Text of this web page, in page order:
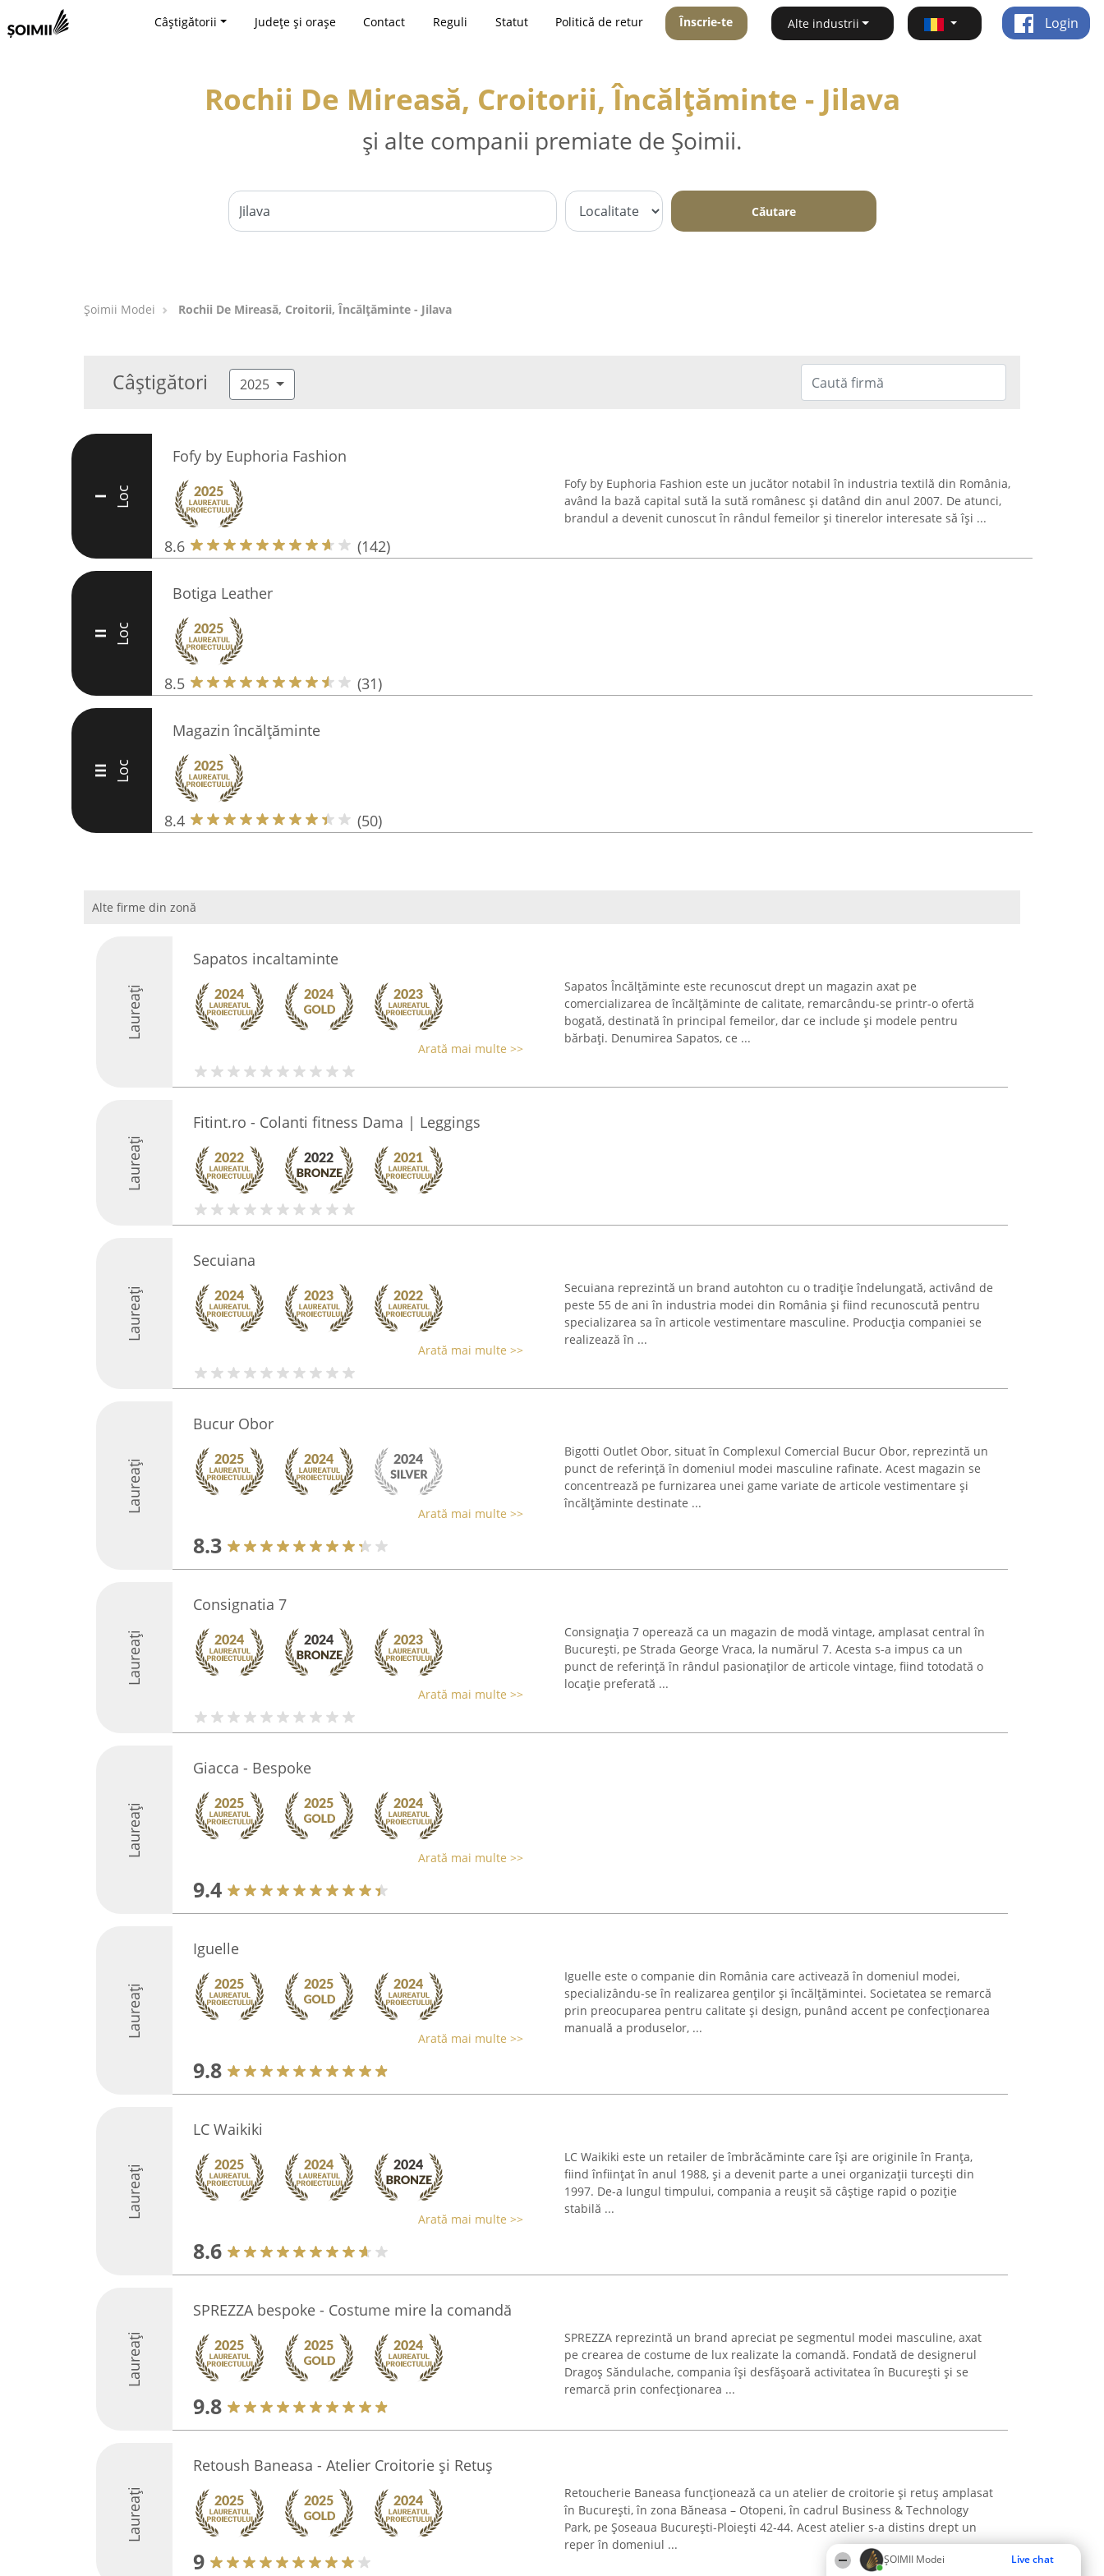
ȘOIMII Modei Live chat
Câștigătorii Județe și orașe Contact Reguli Statut Politică de retur Înscrie-te Alte industrii Login
Rochii De Mireasă, Croitorii, Încălțăminte - Jilava
și alte companii premiate de Șoimii.
Căutare
Șoimii Modei Rochii De Mireasă, Croitorii, Încălțăminte - Jilava
Câștigători 2025
I Loc
Fofy by Euphoria Fashion
8.6 (142)
Fofy by Euphoria Fashion este un jucător notabil în industria textilă din România,
având la bază capital sută la sută românesc și datând din anul 2007. De atunci,
brandul a devenit cunoscut în rândul femeilor și tinerelor interesate să își ...
II Loc
Botiga Leather
8.5 (31)
III Loc
Magazin încălţăminte
8.4 (50)
Alte firme din zonă
Laureați
Sapatos incaltaminte
Arată mai multe >>
Sapatos Încălțăminte este recunoscut drept un magazin axat pe
comercializarea de încălțăminte de calitate, remarcându-se printr-o ofertă
bogată, destinată în principal femeilor, dar ce include și modele pentru
bărbați. Denumirea Sapatos, ce ...
Laureați
Fitint.ro - Colanti fitness Dama | Leggings
Laureați
Secuiana
Arată mai multe >>
Secuiana reprezintă un brand autohton cu o tradiție îndelungată, activând de
peste 55 de ani în industria modei din România și fiind recunoscută pentru
specializarea sa în articole vestimentare masculine. Producția companiei se
realizează în ...
Laureați
Bucur Obor
Arată mai multe >>
8.3
Bigotti Outlet Obor, situat în Complexul Comercial Bucur Obor, reprezintă un
punct de referință în domeniul modei masculine rafinate. Acest magazin se
concentrează pe furnizarea unei game variate de articole vestimentare și
încălțăminte destinate ...
Laureați
Consignatia 7
Arată mai multe >>
Consignația 7 operează ca un magazin de modă vintage, amplasat central în
București, pe Strada George Vraca, la numărul 7. Acesta s-a impus ca un
punct de referință în rândul pasionaților de articole vintage, fiind totodată o
locație preferată ...
Laureați
Giacca - Bespoke
Arată mai multe >>
9.4
Laureați
Iguelle
Arată mai multe >>
9.8
Iguelle este o companie din România care activează în domeniul modei,
specializându-se în realizarea genților și încălțămintei. Societatea se remarcă
prin preocuparea pentru calitate și design, punând accent pe confecționarea
manuală a produselor, ...
Laureați
LC Waikiki
Arată mai multe >>
8.6
LC Waikiki este un retailer de îmbrăcăminte care își are originile în Franța,
fiind înființat în anul 1988, și a devenit parte a unei organizații turcești din
1997. De-a lungul timpului, compania a reușit să câștige rapid o poziție
stabilă ...
Laureați
SPREZZA bespoke - Costume mire la comandă
9.8
SPREZZA reprezintă un brand apreciat pe segmentul modei masculine, axat
pe crearea de costume de lux realizate la comandă. Fondată de designerul
Dragoș Săndulache, compania își desfășoară activitatea în București și se
remarcă prin confecționarea ...
Laureați
Retoush Baneasa - Atelier Croitorie și Retuș
9
Retoucherie Baneasa funcționează ca un atelier de croitorie și retuș amplasat
în București, în zona Băneasa – Otopeni, în cadrul Business & Technology
Park, pe Șoseaua București-Ploiești 42-44. Acest atelier s-a distins drept un
reper în domeniul ...